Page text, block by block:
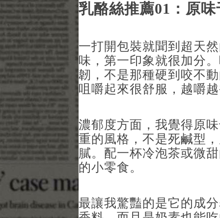
乳酪絲推薦01：原
一打開包裝就聞到超天
味，第一印象就很加分
韌，不是那種硬到咬不
咀嚼起來很舒服，越嚼
濃郁度方面，我覺得原
重的風格，不是死鹹型
膩。配一杯冷泡茶或微
的小零食。
最讓我驚豔的是它的成